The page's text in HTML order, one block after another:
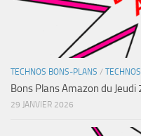
TECHNOS BONS-PLANS /
Bons Plans Amazon du Jeudi
29 JANVIER 2026